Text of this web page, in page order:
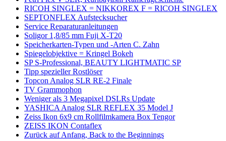
RICOH SINGLEX = NIKKOREX F = RICOH SINGLEX
SEPTONFLEX Aufstecksucher
Service Reparaturanleitungen
Soligor 1,8/85 mm Fuji X-T20
Speicherkarten-Typen und -Arten C. Zahn
Spiegelobjektive = Kringel Bokeh
SP S-Professional, BEAUTY LIGHTMATIC SP
Tipp spezieller Rostlöser
Topcon Analog SLR RE-2 Finale
TV Grammophon
Weniger als 3 Megapixel DSLRs Update
YASHICA Analog SLR REFLEX 35 Model J
Zeiss Ikon 6x9 cm Rollfilmkamera Box Tengor
ZEISS IKON Contaflex
Zurück auf Anfang, Back to the Beginnings